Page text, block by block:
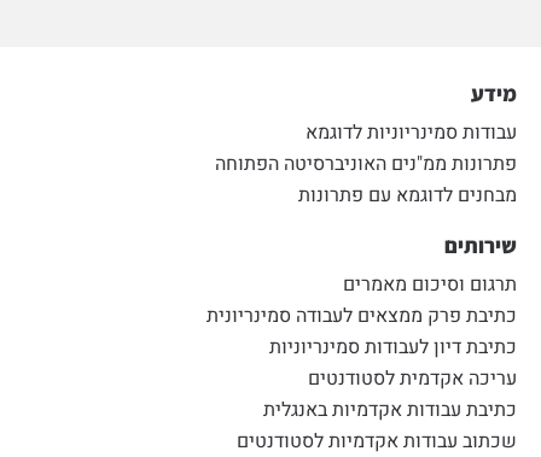
מידע
עבודות סמינריוניות לדוגמא
פתרונות ממ"נים האוניברסיטה הפתוחה
מבחנים לדוגמא עם פתרונות
שירותים
תרגום וסיכום מאמרים
כתיבת פרק ממצאים לעבודה סמינריונית
כתיבת דיון לעבודות סמינריוניות
עריכה אקדמית לסטודנטים
כתיבת עבודות אקדמיות באנגלית
שכתוב עבודות אקדמיות לסטודנטים